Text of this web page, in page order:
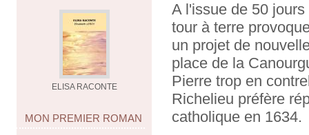
ELISA RACONTE
MON PREMIER ROMAN
A l'issue de 50
tour à terre
un projet de
place de la
Pierre trop en
Richelieu préfère
catholique en 1634.